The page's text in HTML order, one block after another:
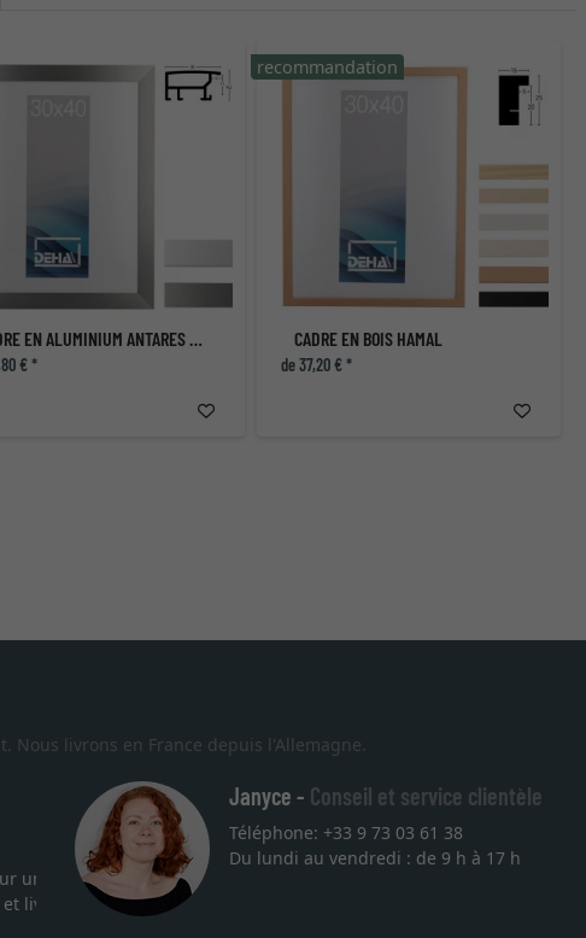
CADRE EN ALUMINIUM ANTARES SUR-MESURE
€ *
CADRE EN BOIS HAMAL
de 37,20 € *
recommandation
Nous livrons en France depuis l'Allemagne.
Janyce - Conseil et service clientèle
Téléphone: +33 9 73 03 61 38
Du lundi au vendredi : de 9 h à 17 h